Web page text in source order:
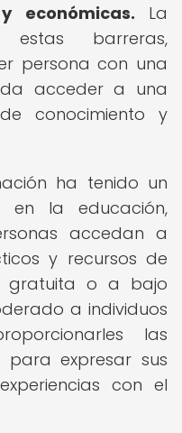
económicas. La
barreras,
persona con una
acceder a una
conocimiento y
ha tenido un
en la educación,
accedan a
y recursos de
gratuita o a bajo
a individuos
las
para expresar sus
con el